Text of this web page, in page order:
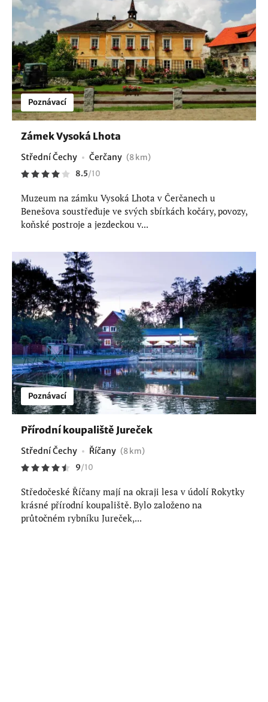
Poznávací
Zámek Vysoká Lhota
Střední Čechy Čerčany (8 km)
8.5/10
Muzeum na zámku Vysoká Lhota v Čerčanech u
Benešova soustřeďuje ve svých sbírkách kočáry, povozy,
koňské postroje a jezdeckou v...
Poznávací
Přírodní koupaliště Jureček
Střední Čechy Říčany (8 km)
9/10
Středočeské Říčany mají na okraji lesa v údolí Rokytky
krásné přírodní koupaliště. Bylo založeno na
průtočném rybníku Jureček,...